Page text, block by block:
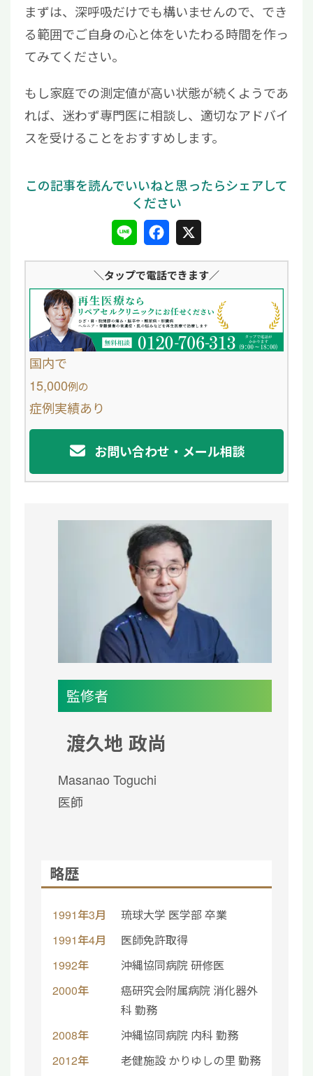
まずは、深呼吸だけでも構いませんので、でき
る範囲でご自身の心と体をいたわる時間を作っ
てみてください。
もし家庭での測定値が高い状態が続くようであ
れば、迷わず専門医に相談し、適切なアドバイ
スを受けることをおすすめします。
L
n
e
F
c
e
b
o
X
＼タップで電話できます／
国内で
15,000例の
症例実績あり
お問い合わせ・メール相談
監修者
渡久地 政尚
Masanao Toguchi
医師
略歴
1991年3月
琉球大学 医学部 卒業
1991年4月
医師免許取得
1992年
沖縄協同病院 研修医
2000年
癌研究会附属病院 消化器外
科 勤務
2008年
沖縄協同病院 内科 勤務
2012年
老健施設 かりゆしの里 勤務